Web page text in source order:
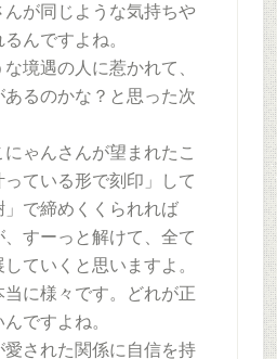
が同じような気持ちや
んですよね。
境遇の人に惹かれて、
るのかな？と思った次
ゃんさんが望まれたこ
ている形で刻印」して
」で締めくくられれば
すーっと解けて、全て
ていくと思いますよ。
に様々です。どれが正
ですよね。
された関係に自信を持